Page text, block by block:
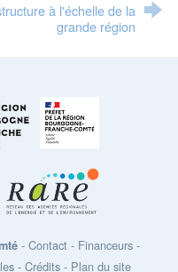
à l'échelle de la
grande région
- Contact - Financeurs -
- Crédits- Plan du site